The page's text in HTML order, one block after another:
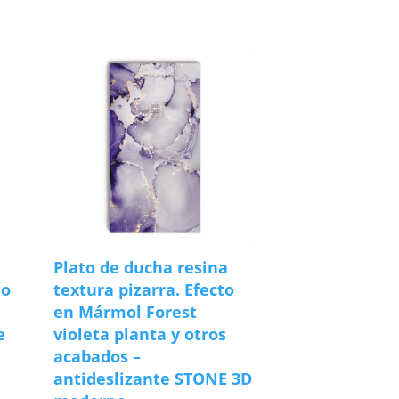
Plato de ducha resina
textura pizarra. Efecto
en Mármol Forest
violeta planta y otros
acabados –
antideslizante STONE 3D